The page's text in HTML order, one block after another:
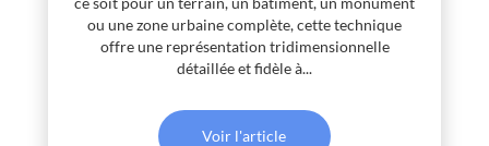
ou une zone urbaine complète, cette technique
offre une représentation tridimensionnelle
détaillée et fidèle à...
Voir l'article